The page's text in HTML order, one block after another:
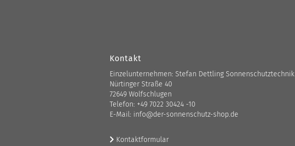
Kontakt
Einzelunternehmen: Stefan Dettling Sonnenschutztechnik
Nürtinger Straße 40
72649 Wolfschlugen
Telefon: +49 7022 30424 -10
E-Mail: info@der-sonnenschutz-shop.de
Kontaktformular